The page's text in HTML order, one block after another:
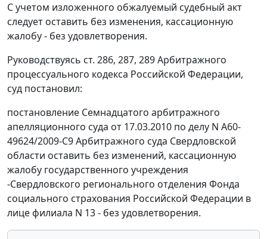
С учетом изложенного обжалуемый судебный акт
следует оставить без изменения, кассационную
жалобу - без удовлетворения.
Руководствуясь ст. 286, 287, 289Арбитражного
процессуального кодекса Российской Федерации,
суд постановил:
постановление Семнадцатого арбитражного
апелляционного суда от 17.03.2010 по делу N А60-
49624/2009-С9 Арбитражного суда Свердловской
области оставить без изменений, кассационную
жалобу государственного учреждения
-Свердловского регионального отделения Фонда
социального страхования Российской Федерации в
лице филиала N 13 - без удовлетворения.